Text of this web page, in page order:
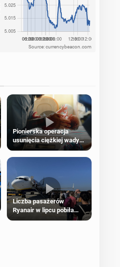
Source: currencybeacon.com
Pionierska operacja
usunięcia ciężkiej wady
wrodzonej płodu w łonie
matki
Liczba pasażerów
Ryanair w lipcu pobiła
rekord